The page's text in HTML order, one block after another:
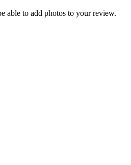
able to add photos to your review.